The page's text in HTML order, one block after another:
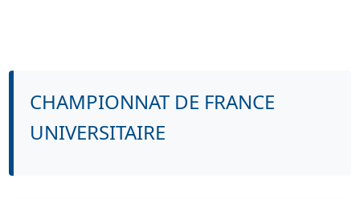
CHAMPIONNAT DE FRANCE
UNIVERSITAIRE